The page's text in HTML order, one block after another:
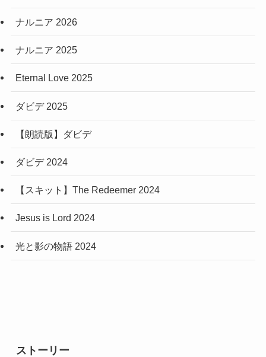
ナルニア 2026
ナルニア 2025
Eternal Love 2025
ダビデ 2025
【朗読版】ダビデ
ダビデ 2024
【スキット】The Redeemer 2024
Jesus is Lord 2024
光と影の物語 2024
ストーリー